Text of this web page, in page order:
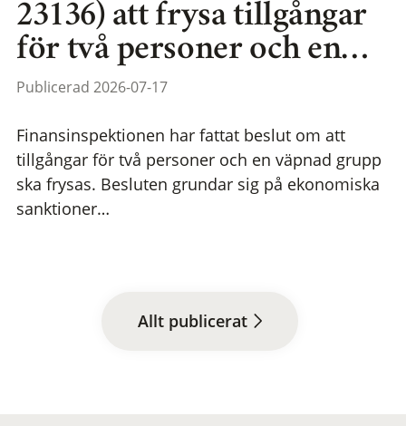
23136) att frysa tillgångar
för två personer och en…
Publicerad 2026-07-17
Finansinspektionen har fattat beslut om att
tillgångar för två personer och en väpnad grupp
ska frysas. Besluten grundar sig på ekonomiska
sanktioner…
Allt publicerat